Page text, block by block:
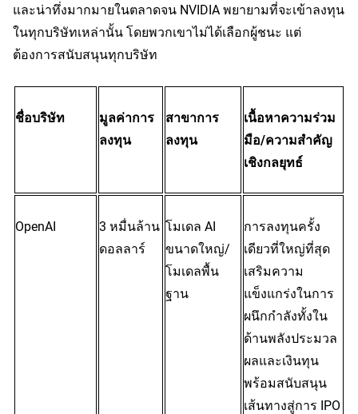
และน่าทึ่งมากมายในตลาดจน NVIDIA พยายามที่จะเข้าลงทุน
ในทุกบริษัทเหล่านั้น โดยพวกเขาไม่ได้เลือกผู้ชนะ แต่
ต้องการสนับสนุนทุกบริษัท
ชื่อบริษัท
มูลค่าการ
ลงทุน
สาขาการ
ลงทุน
เนื้อหาความร่วม
มือ/ความสำคัญ
เชิงกลยุทธ์
OpenAI
3 หมื่นล้าน
ดอลลาร์
โมเดล AI
ขนาดใหญ่/
โมเดลพื้น
ฐาน
การลงทุนครั้ง
เดียวที่ใหญ่ที่สุด
เสริมความ
แข็งแกร่งในการ
ผนึกกำลังทั้งใน
ด้านพลังประมวล
ผลและเงินทุน
พร้อมสนับสนุน
เส้นทางสู่การ IPO